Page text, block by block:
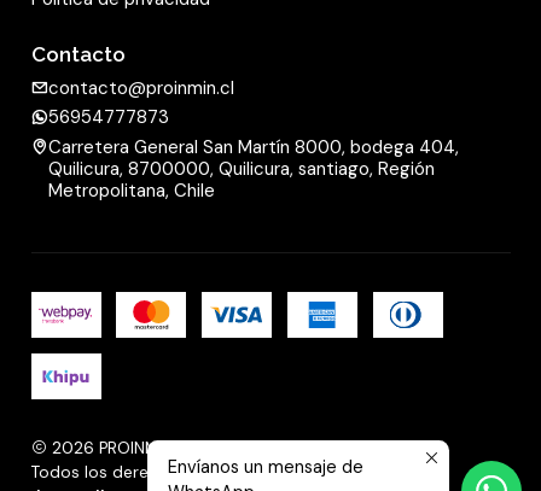
Contacto
contacto@proinmin.cl
56954777873
Carretera General San Martín 8000, bodega 404,
Quilicura, 8700000, Quilicura, santiago, Región
Metropolitana, Chile
2026 PROINMIN.
Todos los derechos reservados.Desarrollado por
Envíanos un mensaje de